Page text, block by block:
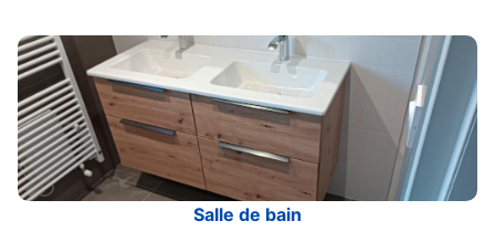
Salle de bain